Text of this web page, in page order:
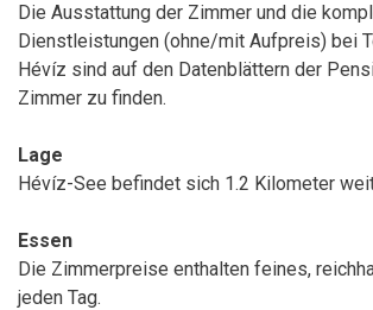
Die Ausstattung der Zimmer und die
Dienstleistungen (ohne/mit Aufpreis) bei
Hévíz sind auf den Datenblättern der
Zimmer zu finden.
Lage
Hévíz-See befindet sich 1.2 Kilometer
Essen
Die Zimmerpreise enthalten feines,
jeden Tag.